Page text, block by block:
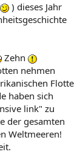
) dieses Jahr
Zehn
nehmen
Flotte
haben sich
link" zu
der gesamten
Weltmeeren!